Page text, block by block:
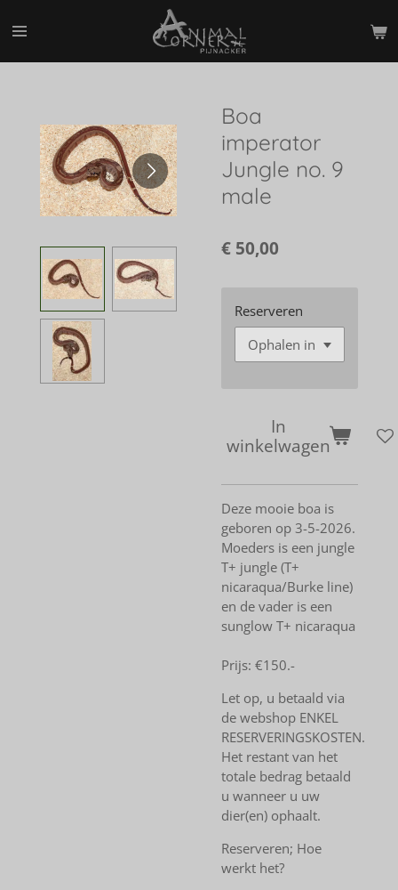
direct
Boa
imperator
Jungle no. 9
male
€ 50,00
Reserveren
In
winkelwagen
Deze mooie boa is
geboren op 3-5-2026.
Moeders is een jungle
T+ jungle (T+
nicaraqua/Burke line)
en de vader is een
sunglow T+ nicaraqua
Prijs: €150.-
Let op, u betaald via
de webshop ENKEL
RESERVERINGSKOSTEN.
Het restant van het
totale bedrag betaald
u wanneer u uw
dier(en) ophaalt.
Reserveren; Hoe
werkt het?